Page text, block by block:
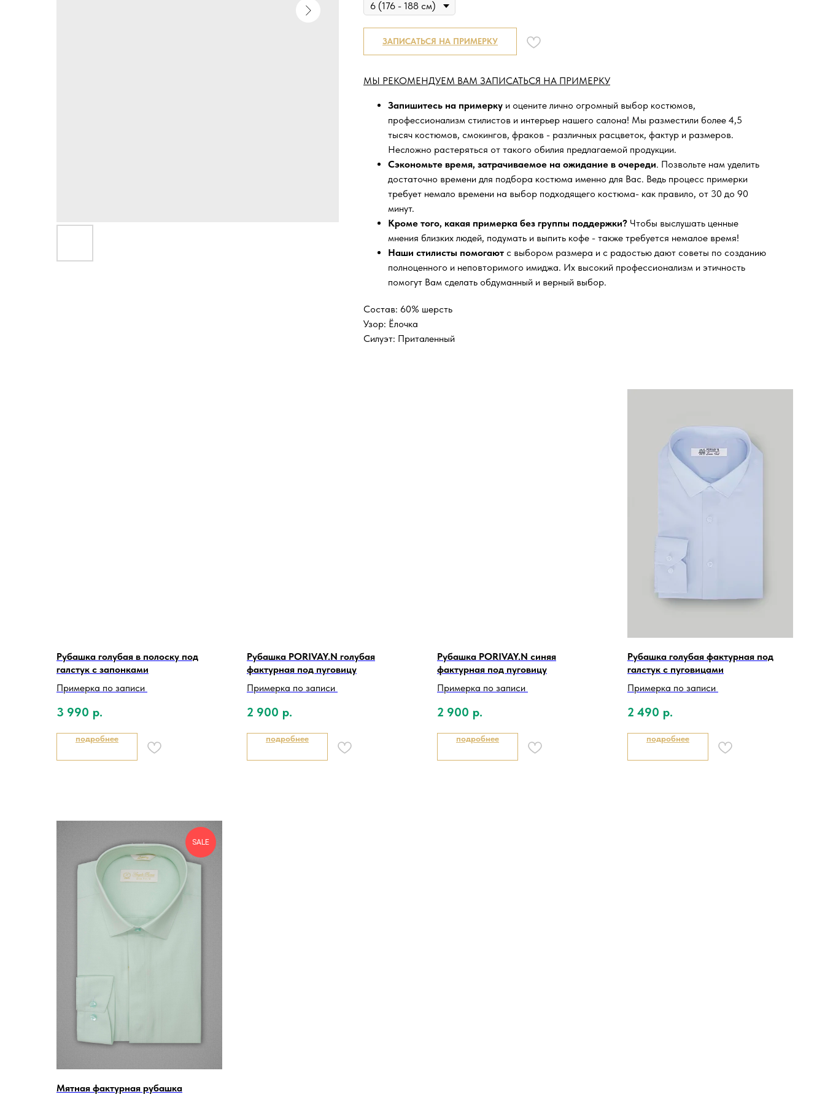
ЗАПИСАТЬСЯ НА ПРИМЕРКУ
МЫ РЕКОМЕНДУЕМ ВАМ ЗАПИСАТЬСЯ НА ПРИМЕРКУ
Запишитесь на примерку и оцените лично огромный выбор костюмов,
профессионализм стилистов и интерьер нашего салона! Мы разместили более 4,5
тысяч костюмов, смокингов, фраков - различных расцветок, фактур и размеров.
Несложно растеряться от такого обилия предлагаемой продукции.
Сэкономьте время, затрачиваемое на ожидание в очереди. Позвольте нам уделить
достаточно времени для подбора костюма именно для Вас. Ведь процесс примерки
требует немало времени на выбор подходящего костюма- как правило, от 30 до 90
минут.
Кроме того, какая примерка без группы поддержки? Чтобы выслушать ценные
мнения близких людей, подумать и выпить кофе - также требуется немалое время!
Наши стилисты помогают с выбором размера и с радостью дают советы по созданию
полноценного и неповторимого имиджа. Их высокий профессионализм и этичность
помогут Вам сделать обдуманный и верный выбор.
Состав: 60% шерсть
Узор: Ёлочка
Силуэт: Приталенный
Рубашка голубая в полоску под
галстук с запонками
Примерка по записи
3 990 р.
подробнее
Рубашка PORIVAY.N голубая
фактурная под пуговицу
Примерка по записи
2 900 р.
подробнее
Рубашка PORIVAY.N синяя
фактурная под пуговицу
Примерка по записи
2 900 р.
подробнее
Рубашка голубая фактурная под
галстук с пуговицами
Примерка по записи
2 490 р.
подробнее
SALE
Мятная фактурная рубашка